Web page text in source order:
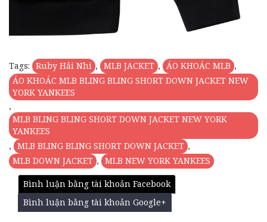
Tags: Ruby Hải Nhi , MLB JACKET , ÁO KHOÁC MLB ,
ÁO KHOÁC MLB BLING BLING SHORT DOWN JACKET NEW
YORK YANKEES
,
MLB BLING BLING SHORT DOWN JACKET NEW YORK
YANKEES
, MLB BLING BLING SHORT DOWN JACKET ,
MLB DOWN JACKET , MLB NEW YORK YANKEES
Bình luận bằng tài khoản Facebook
Bình luận bằng tài khoản Google+